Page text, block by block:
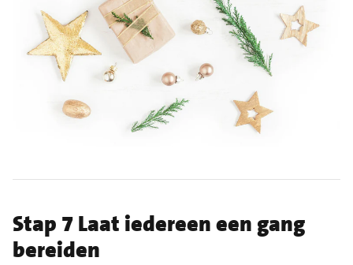
Stap 7 Laat iedereen een gang
bereiden